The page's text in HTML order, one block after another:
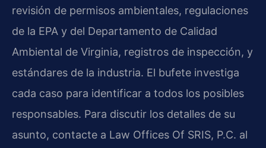
revisión de permisos ambientales, regulaciones
de la EPA y del Departamento de Calidad
Ambiental de Virginia, registros de inspección, y
estándares de la industria. El bufete investiga
cada caso para identificar a todos los posibles
responsables. Para discutir los detalles de su
asunto, contacte a Law Offices Of SRIS, P.C. al